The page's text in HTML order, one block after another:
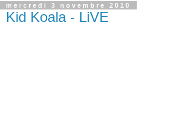
mercredi 3 novembre 2010
Kid Koala - LiVE